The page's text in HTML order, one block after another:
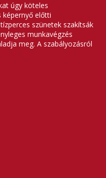
úgy köteles
előtti
szünetek szakítsák
munkavégzés
meg. A szabályozásról